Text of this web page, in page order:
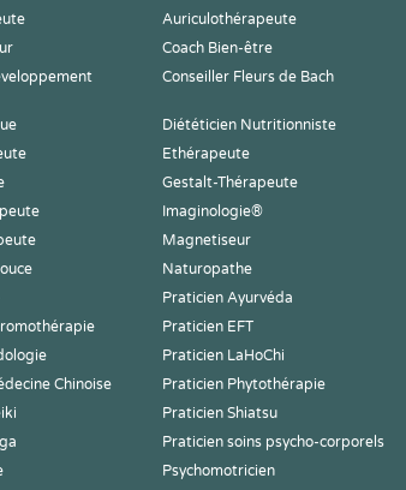
Auriculothérapeute
Coach Bien-être
Conseiller Fleurs de Bach
Diététicien Nutritionniste
Ethérapeute
Gestalt-Thérapeute
Imaginologie®
Magnetiseur
Naturopathe
Praticien Ayurvéda
Praticien EFT
Praticien LaHoChi
Chinoise
Praticien Phytothérapie
Praticien Shiatsu
Praticien soins psycho-corporels
Psychomotricien